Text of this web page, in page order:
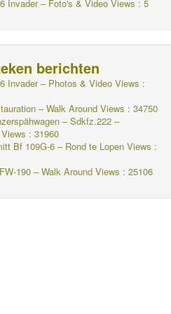
Invader – Foto's & Video Views : 5
berichten
Invader – Photos & Video Views :
– Walk Around Views : 34750
– Sdkfz.222 –
Views : 31960
Bf 109G-6 – Rond te Lopen Views :
190 – Walk Around Views : 25106